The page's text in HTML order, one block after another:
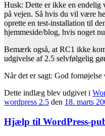
Husk: Dette er ikke en endelig
på vejen. Så hvis du vil være
oprette en test-installation til
hjemmeside/blog, hvis noget
Bemærk også, at RC1 ikke
udgivelse af 2.5 selvfølgelig
Når det er sagt: God fornøjelse
Dette indlæg blev udgivet i
wordpress 2.5 den 18. marts
Hjælp til WordPress-